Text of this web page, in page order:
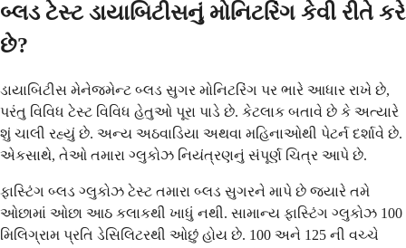
બ્લડ ટેસ્ટ ડાયાબિટીસનું મોનિટરિંગ કેવી રીતે કરે
છે?
ડાયાબિટીસ મેનેજમેન્ટ બ્લડ સુગર મોનિટરિંગ પર ભારે આધાર રાખે છે,
પરંતુ વિવિધ ટેસ્ટ વિવિધ હેતુઓ પૂરા પાડે છે. કેટલાક બતાવે છે કે અત્યારે
શું ચાલી રહ્યું છે. અન્ય અઠવાડિયા અથવા મહિનાઓથી પેટર્ન દર્શાવે છે.
એકસાથે, તેઓ તમારા ગ્લુકોઝ નિયંત્રણનું સંપૂર્ણ ચિત્ર આપે છે.
ફાસ્ટિંગ બ્લડ ગ્લુકોઝ ટેસ્ટ તમારા બ્લડ સુગરને માપે છે જ્યારે તમે
ઓછામાં ઓછા આઠ કલાકથી ખાધું નથી. સામાન્ય ફાસ્ટિંગ ગ્લુકોઝ 100
મિલિગ્રામ પ્રતિ ડેસિલિટરથી ઓછું હોય છે. 100 અને 125 ની વચ્ચે